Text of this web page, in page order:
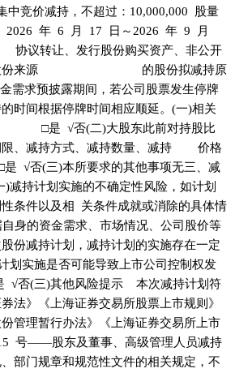
，不超过：10,000,000 股量
6 月 17 日～2026 年 9 月
发行股份购买资产、非公开
持股份来源 的股份拟减持原
披露期间，若公司股票发生停牌
时间根据停牌时间相应顺延。(一)相关
□是 √否(二)大股东此前对持股比
限、减持方式、减持数量、减持 价格
否(三)本所要求的其他事项无三、减
)减持计划实施的不确定性风险，如计划
条件以及相 关条件成就或消除的具体情
身的资金需求、市场情况、公司股价等
份减持计划，减持计划的实施存在一定
划实施是否可能导致上市公司控制权发
(三)其他风险提示 本次减持计划符
法》《上海证券交易所股票上市规则》
份管理暂行办法》《上海证券交易所上市
号——股东及董事、高级管理人员减持
部门规章和规范性文件的相关规定，不